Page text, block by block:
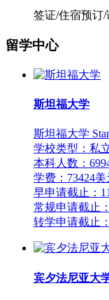
签证/住宿预订/
留学中心
斯坦福大学
斯坦福大学
学校类型：私
本科人数：
学费：73424美
早申请截止：
常规申请截止
转学申请截止
宾夕法尼亚大